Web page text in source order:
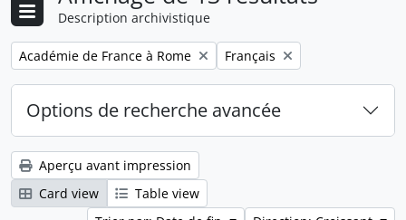
Description archivistique
Remove filter:
Académie de France à Rome Remove filter:
Français
Options de recherche avancée
Aperçu avant impression
Card view
Table view